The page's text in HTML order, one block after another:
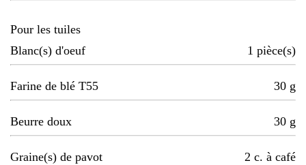
Pour les tuiles
Blanc(s) d'oeuf
1 pièce(s)
Farine de blé T55 30 g
Beurre doux 30 g
Graine(s) de pavot 2 c. à café